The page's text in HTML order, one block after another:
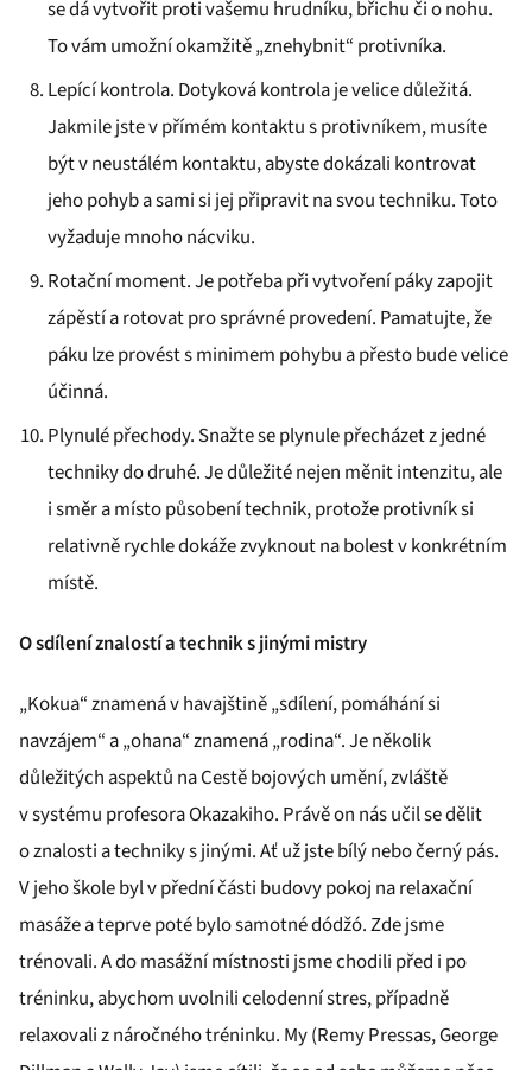
se dá vytvořit proti vašemu hrudníku, břichu či o nohu.
To vám umožní okamžitě „znehybnit“ protivníka.
Lepící kontrola. Dotyková kontrola je velice důležitá.
Jakmile jste v přímém kontaktu s protivníkem, musíte
být v neustálém kontaktu, abyste dokázali kontrovat
jeho pohyb a sami si jej připravit na svou techniku. Toto
vyžaduje mnoho nácviku.
Rotační moment. Je potřeba při vytvoření páky zapojit
zápěstí a rotovat pro správné provedení. Pamatujte, že
páku lze provést s minimem pohybu a přesto bude velice
účinná.
Plynulé přechody. Snažte se plynule přecházet z jedné
techniky do druhé. Je důležité nejen měnit intenzitu, ale
i směr a místo působení technik, protože protivník si
relativně rychle dokáže zvyknout na bolest v konkrétním
místě.
O sdílení znalostí a technik s jinými mistry
„Kokua“ znamená v havajštině „sdílení, pomáhání si
navzájem“ a „ohana“ znamená „rodina“. Je několik
důležitých aspektů na Cestě bojových umění, zvláště
v systému profesora Okazakiho. Právě on nás učil se dělit
o znalosti a techniky s jinými. Ať už jste bílý nebo černý pás.
V jeho škole byl v přední části budovy pokoj na relaxační
masáže a teprve poté bylo samotné dódžó. Zde jsme
trénovali. A do masážní místnosti jsme chodili před i po
tréninku, abychom uvolnili celodenní stres, případně
relaxovali z náročného tréninku. My (Remy Pressas, George